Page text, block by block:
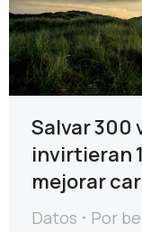
Salvar 300
invirtieran
mejorar
Datos Por